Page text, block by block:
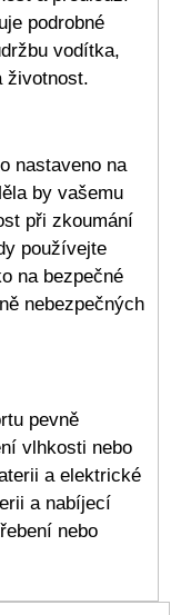
podrobné
vodítka,
životnost.
nastaveno na
by vašemu
při zkoumání
používejte
na bezpečné
nebezpečných
pevně
vlhkosti nebo
a elektrické
a nabíjecí
nebo